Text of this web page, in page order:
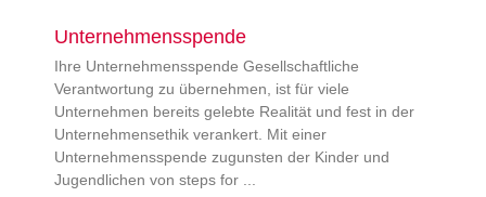
Unternehmensspende
Ihre Unternehmensspende Gesellschaftliche
Verantwortung zu übernehmen, ist für viele
Unternehmen bereits gelebte Realität und fest in der
Unternehmensethik verankert. Mit einer
Unternehmensspende zugunsten der Kinder und
Jugendlichen von steps for